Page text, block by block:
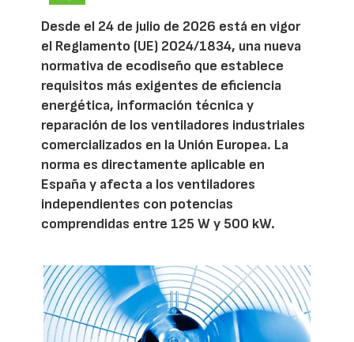
Desde el 24 de julio de 2026 está en vigor
el Reglamento (UE) 2024/1834, una nueva
normativa de ecodiseño que establece
requisitos más exigentes de eficiencia
energética, información técnica y
reparación de los ventiladores industriales
comercializados en la Unión Europea. La
norma es directamente aplicable en
España y afecta a los ventiladores
independientes con potencias
comprendidas entre 125 W y 500 kW.